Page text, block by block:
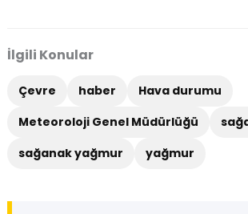
İlgili Konular
Çevre haber
Hava durumu
Meteoroloji Genel Müdürlüğü
sağanak yağmur
yağmur